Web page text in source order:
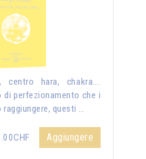
centro hara, chakra….
di perfezionamento che i
questi …
Aggiungere